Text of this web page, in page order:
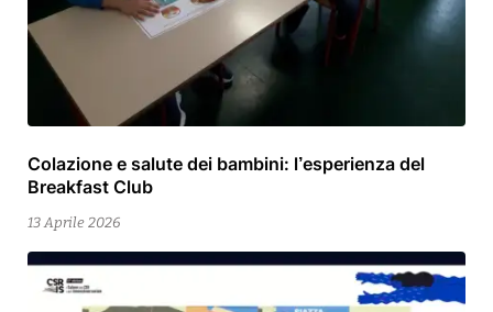
Colazione e salute dei bambini: l’esperienza del
Breakfast Club
13 Aprile 2026
13
Aprile
2026